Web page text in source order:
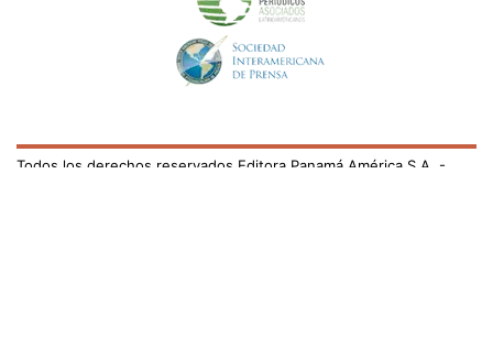
Todos los derechos reservados Editora Panamá América S.A. -